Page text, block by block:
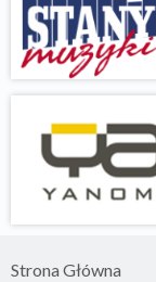
Strona Główna